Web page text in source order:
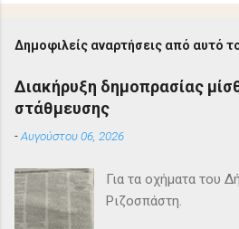
ο
ε
υ
η
χ
λ
ί
Δημοφιλείς αναρτήσεις από αυτό
Διακήρυξη δημοπρασίας
στάθμευσης
-Αυγούστου 06, 2026
Για τα οχήματα του
Ριζοσπάστη.